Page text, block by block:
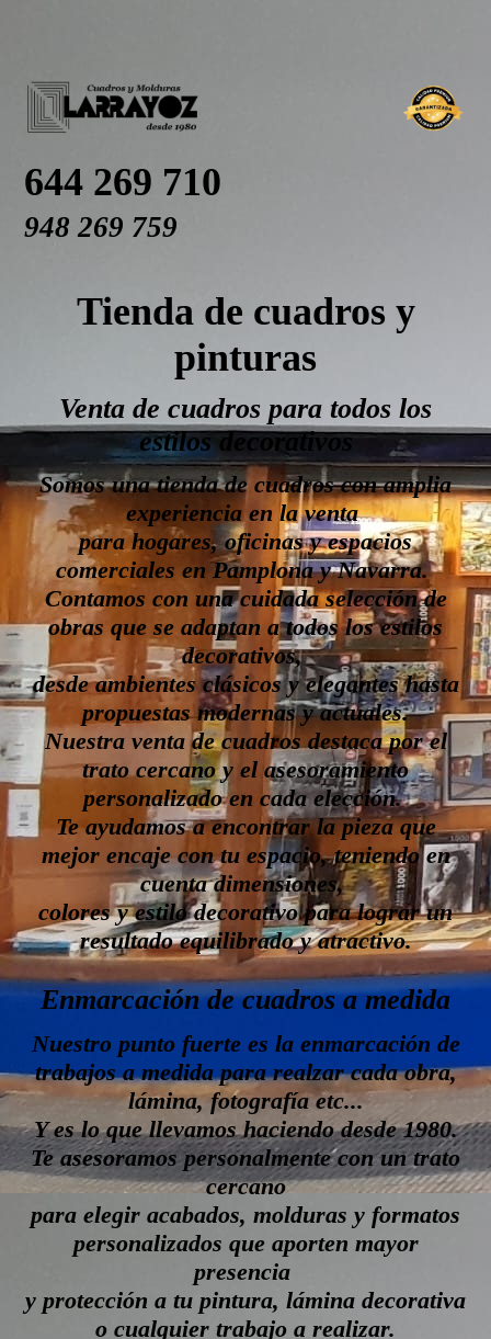
644 269 710
948 269 759
Tienda de cuadros y
pinturas
Venta de cuadros para todos los
estilos decorativos
Somos una tienda de cuadros con amplia
experiencia en la venta
para hogares, oficinas y espacios
comerciales en Pamplona y Navarra.
Contamos con una cuidada selección de
obras que se adaptan a todos los estilos
decorativos,
desde ambientes clásicos y elegantes hasta
propuestas modernas y actuales.
Nuestra venta de cuadros destaca por el
trato cercano y el asesoramiento
personalizado en cada elección.
Te ayudamos a encontrar la pieza que
mejor encaje con tu espacio, teniendo en
cuenta dimensiones,
colores y estilo decorativo para lograr un
resultado equilibrado y atractivo.
Enmarcación de cuadros a medida
Nuestro punto fuerte es la enmarcación de
trabajos a medida para realzar cada obra,
lámina, fotografía etc...
Y es lo que llevamos haciendo desde 1980.
Te asesoramos personalmente con un trato
cercano
para elegir acabados, molduras y formatos
personalizados que aporten mayor
presencia
y protección a tu pintura, lámina decorativa
o cualquier trabajo a realizar.